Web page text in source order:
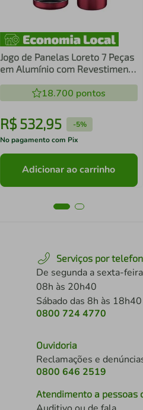
Jogo de Panelas Loreto 7 Peças
em Alumínio com Revestimento
Vermelho Tramontina
20399/783
18.700 pontos
R$532,95 -5%
No pagamento com Pix
Adicionar ao carrinho
Serviços por
De segunda a sexta-
08h às 20h40
Sábado das 8h às 18h40
0800 724 4770
Ouvidoria
Reclamações e
0800 646 2519
Atendimento a pessoas